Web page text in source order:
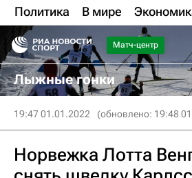
Политика В мире
Матч-центр
Лыжные гонки
19:47 01.01.2022 (обновлено: 19:48
Норвежка Лотта